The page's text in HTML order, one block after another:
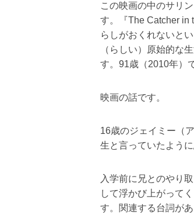
この映画の中のサリ
す。『The Catcher in
らしがおくれないと
（らしい）原始的な
す。91歳（2010年）
映画の話です。
16歳のジェイミー（
生と言っていたよう
入学前に兄とのやり
して浮かび上がって
す。関連する台詞が